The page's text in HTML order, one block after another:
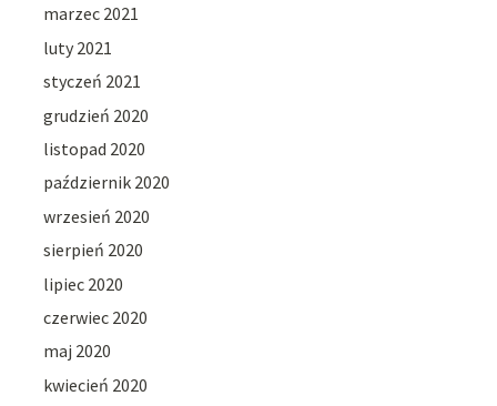
marzec 2021
luty 2021
styczeń 2021
grudzień 2020
listopad 2020
październik 2020
wrzesień 2020
sierpień 2020
lipiec 2020
czerwiec 2020
maj 2020
kwiecień 2020